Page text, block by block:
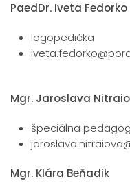
PaedDr. Iveta Fedorko
logopedička
Mgr. Jaroslava
špeciálna
Mgr. Klára Beňadik